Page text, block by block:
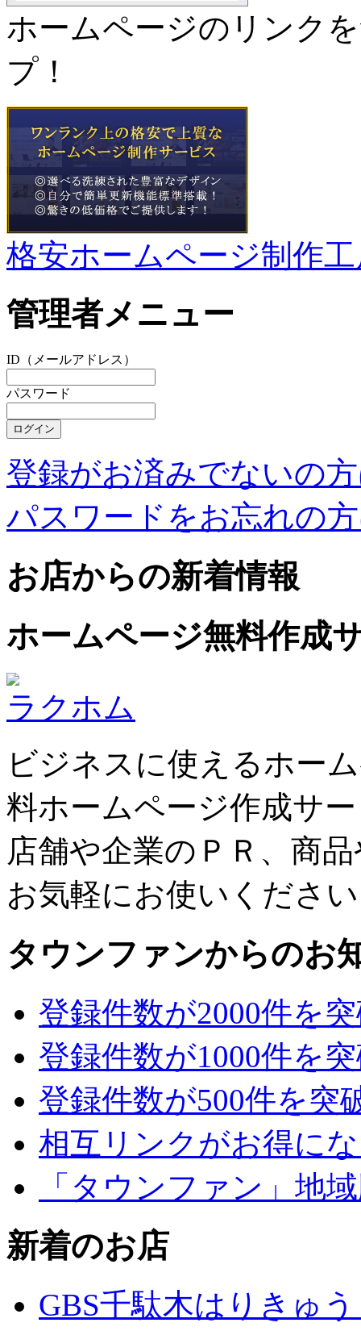
ホームページのリンク
プ！
格安ホームページ制作
管理者メニュー
ID（メールアドレス）
パスワード
登録がお済みでないの
パスワードをお忘れの
お店からの新着情報
ホームページ無料作成
ラクホム
ビジネスに使えるホー
料ホームページ作成サ
店舗や企業のＰＲ、商
お気軽にお使いくださ
タウンファンからのお
登録件数が2000件を
登録件数が1000件を
登録件数が500件を突
相互リンクがお得に
「タウンファン」地
新着のお店
GBS千駄木はりきゅ